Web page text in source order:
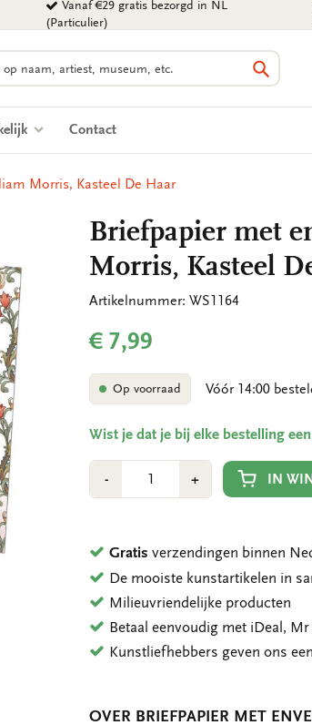
Vanaf €29 gratis bezorgd in NL
(Particulier)
Zoeken
Contact
Morris, Kasteel De Haar
Briefpapier met
Morris, Kasteel
Artikelnummer: WS1164
€ 7,99
Op voorraad Vóór 14:00
Wist je dat je bij elke bestelling
-Min
1
+Plus
1
IN
Gratis verzendingen binnen
De mooiste kunstartikelen in
Milieuvriendelijke producten
Betaal eenvoudig met iDeal,
Kunstliefhebbers geven ons
OVER BRIEFPAPIER MET